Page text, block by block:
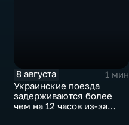
8 августа
1 мин
Украинские поезда
задерживаются более
чем на 12 часов из-за